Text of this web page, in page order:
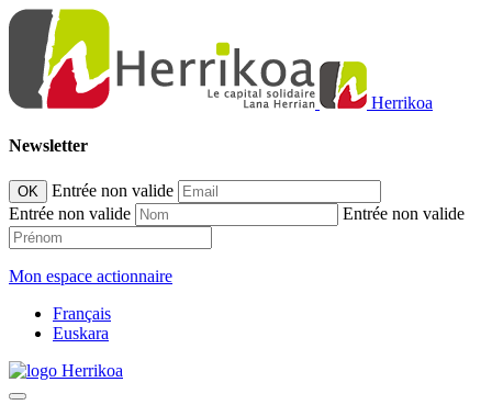
Herrikoa
Newsletter
OK
Entrée non valide
Entrée non valide
Entrée non valide
Mon espace actionnaire
Français
Euskara